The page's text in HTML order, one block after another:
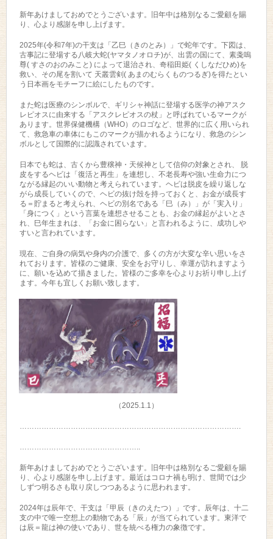
新年あけましておめでとうございます。旧年中は格別なるご愛顧を賜
り、心より感謝を申し上げます。
2025年(令和7年)の干支は「乙巳（きのとみ）」で蛇年です。下図は、
古事記に登場する八岐大蛇(ヤマタノオロチ)が、出雲の国にて、素戔嗚
尊( すさのおのみこと) によって退治され、奇稲田姫( くしなだひめ)を
救い、その尾を割いて 天叢雲剣( あまのむらくものつるぎ)を得たとい
う日本画をモチーフに絵にしたものです。
また蛇は医療のシンボルで、ギリシャ神話に登場する医学の神アスク
レピオスに由来する「アスクレピオスの杖」と呼ばれているマークが
あります。世界保健機構（WHO）のロゴなど、世界的に広く用いられ
て、救急車の車体にもこのマークが描かれるようになり、救急のシン
ボルとして国際的に認識されています。
日本でも蛇は、古くから豊穣神・天候神として信仰の対象とされ、 脱
皮をするヘビは「復活と再生」を連想し、不老長寿や強い生命力につ
ながる縁起のいい動物と考えられています。ヘビは脱皮を繰り返しな
がら成長していくので、ヘビの抜け殻を持っておくと、お金が成長す
る＝貯まると考えられ、ヘビの別名である「巳（み）」が「実入り」
「身につく」という言葉を連想させることも、お金の縁起がよいとさ
れ、巳年生まれは、「お金に困らない」と言われるように、成功しや
すいと言われています。
現在、ご自身の病気や身内の介護で、多くの方が大変な辛い思いをさ
れております。皆様のご健康、安全をお守りし、幸運が訪れますよう
に、願いを込めて描きました。皆様のご多幸を心よりお祈り申し上げ
ます。今年も宜しくお願い致します。
（2025.1.1）
新年あけましておめでとうございます。旧年中は格別なるご愛顧を賜
り、心より感謝を申し上げます。最近はコロナ禍も明け、世間では少
しずつ明るさも取り戻しつつあるように思われます。
2024年は辰年で、干支は「甲辰（きのえたつ）」です。辰年は、十二
支の中で唯一空想上の動物である「辰」が当てられています。東洋で
は辰＝龍は神の使いであり、世を統べる権力の象徴です。